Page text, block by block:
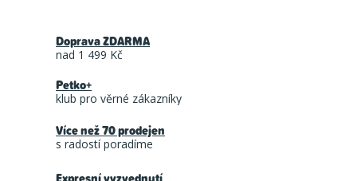
Doprava ZDARMA
nad 1 499 Kč
Petko+
klub pro věrné zákazníky
Více než 70 prodejen
s radostí poradíme